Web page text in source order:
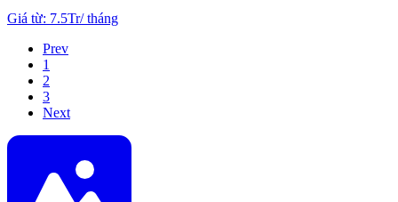
Giá từ: 7.5Tr/tháng
Prev
1
2
3
Next